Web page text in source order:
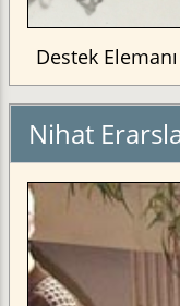
Destek Elemanı
Nihat